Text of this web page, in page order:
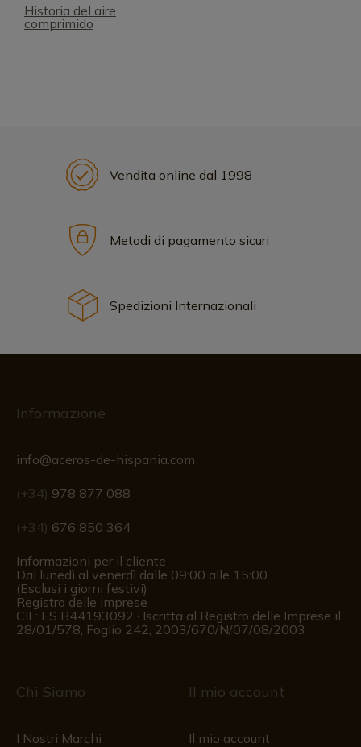
Historia del aire
comprimido
Vendita online dal 1998
Metodi di pagamento sicuri
Spedizioni Internazionali
Informazione
info@aceros-de-hispania.com
(+34) 978 877 088
(+34) 676 850 364
Informazioni per il cliente
Dal lunedì al venerdì dalle 09:00 alle 15:00
(Esclusi i giorni festivi)
Registro delle imprese
CIF: ES B44193092 · Iscritta al Registro delle Imprese il
28/01/578, Foglio 242, 2003/670/N/07/08/2003
Chi Siamo
I Nostri Marchi
Il mio account
Il mio account